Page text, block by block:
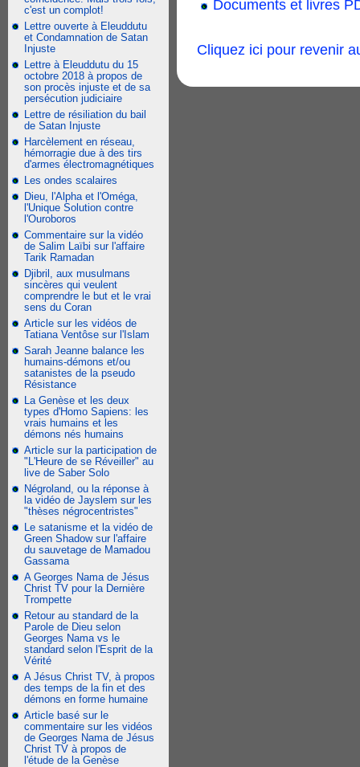
c'est un complot!
Lettre ouverte à Eleuddutu
et Condamnation de Satan
Injuste
Lettre à Eleuddutu du 15
octobre 2018 à propos de
son procès injuste et de sa
persécution judiciaire
Lettre de résiliation du bail
de Satan Injuste
Harcèlement en réseau,
hémorragie due à des tirs
d'armes électromagnétiques
Les ondes scalaires
Dieu, l'Alpha et l'Oméga,
l'Unique Solution contre
l'Ouroboros
Commentaire sur la vidéo
de Salim Laïbi sur l'affaire
Tarik Ramadan
Djibril, aux musulmans
sincères qui veulent
comprendre le but et le vrai
sens du Coran
Article sur les vidéos de
Tatiana Ventôse sur l'Islam
Sarah Jeanne balance les
humains-démons et/ou
satanistes de la pseudo
Résistance
La Genèse et les deux
types d'Homo Sapiens: les
vrais humains et les
démons nés humains
Article sur la participation de
"L'Heure de se Réveiller" au
live de Saber Solo
Négroland, ou la réponse à
la vidéo de Jayslem sur les
"thèses négrocentristes"
Le satanisme et la vidéo de
Green Shadow sur l'affaire
du sauvetage de Mamadou
Gassama
A Georges Nama de Jésus
Christ TV pour la Dernière
Trompette
Retour au standard de la
Parole de Dieu selon
Georges Nama vs le
standard selon l'Esprit de la
Vérité
A Jésus Christ TV, à propos
des temps de la fin et des
démons en forme humaine
Article basé sur le
commentaire sur les vidéos
de Georges Nama de Jésus
Christ TV à propos de
l'étude de la Genèse
Documents et livres
Cliquez ici pour revenir